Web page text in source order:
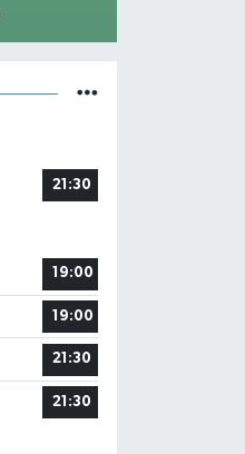
21:30
19:00
19:00
21:30
21:30